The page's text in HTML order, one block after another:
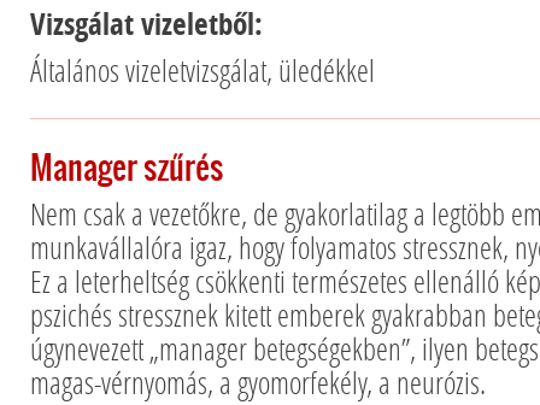
Vizsgálat vizeletből:
Általános vizeletvizsgálat, üledékkel
Manager szűrés
Nem csak a vezetőkre, de gyakorlatilag a legtöbb
munkavállalóra igaz, hogy folyamatos stressznek,
Ez a leterheltség csökkenti természetes ellenálló
pszichés stressznek kitett emberek gyakrabban
úgynevezett „manager betegségekben”, ilyen
magas-vérnyomás, a gyomorfekély, a neurózis.